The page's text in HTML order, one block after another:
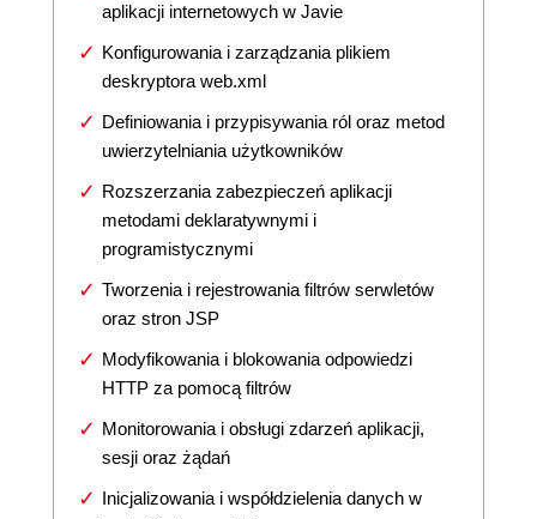
aplikacji internetowych w Javie
Konfigurowania i zarządzania plikiem
deskryptora web.xml
Definiowania i przypisywania ról oraz metod
uwierzytelniania użytkowników
Rozszerzania zabezpieczeń aplikacji
metodami deklaratywnymi i
programistycznymi
Tworzenia i rejestrowania filtrów serwletów
oraz stron JSP
Modyfikowania i blokowania odpowiedzi
HTTP za pomocą filtrów
Monitorowania i obsługi zdarzeń aplikacji,
sesji oraz żądań
Inicjalizowania i współdzielenia danych w